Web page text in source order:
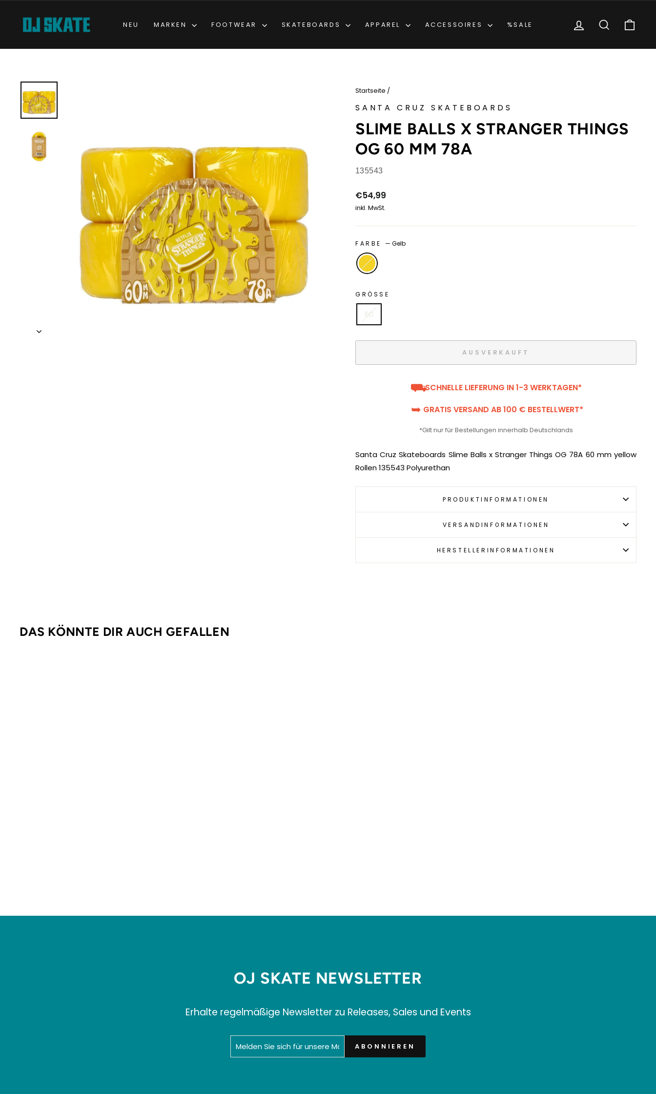
NEU MARKEN FOOTWEAR SKATEBOARDS APPAREL ACCESSOIRES %SALE EINLOGGEN
SUCHE
Startseite /
SANTA CRUZ SKATEBOARDS
SLIME BALLS X STRANGER THINGS
OG 60 MM 78A
135543
Normaler
Preis
€54,99
inkl. MwSt.
FARBE — Gelb
GRÖSSE
60
AUSVERKAUFT
⛟SCHNELLE LIEFERUNG IN 1-3 WERKTAGEN*
➥ GRATIS VERSAND AB 100 € BESTELLWERT*
*Gilt nur für Bestellungen innerhalb Deutschlands
Santa Cruz Skateboards Slime Balls x Stranger Things OG 78A 60 mm yellow
Rollen 135543 Polyurethan
PRODUKTINFORMATIONEN
VERSANDINFORMATIONEN
HERSTELLERINFORMATIONEN
DAS KÖNNTE DIR AUCH GEFALLEN
OJ SKATE NEWSLETTER
Erhalte regelmäßige Newsletter zu Releases, Sales und Events
SIE
ABONNIEREN